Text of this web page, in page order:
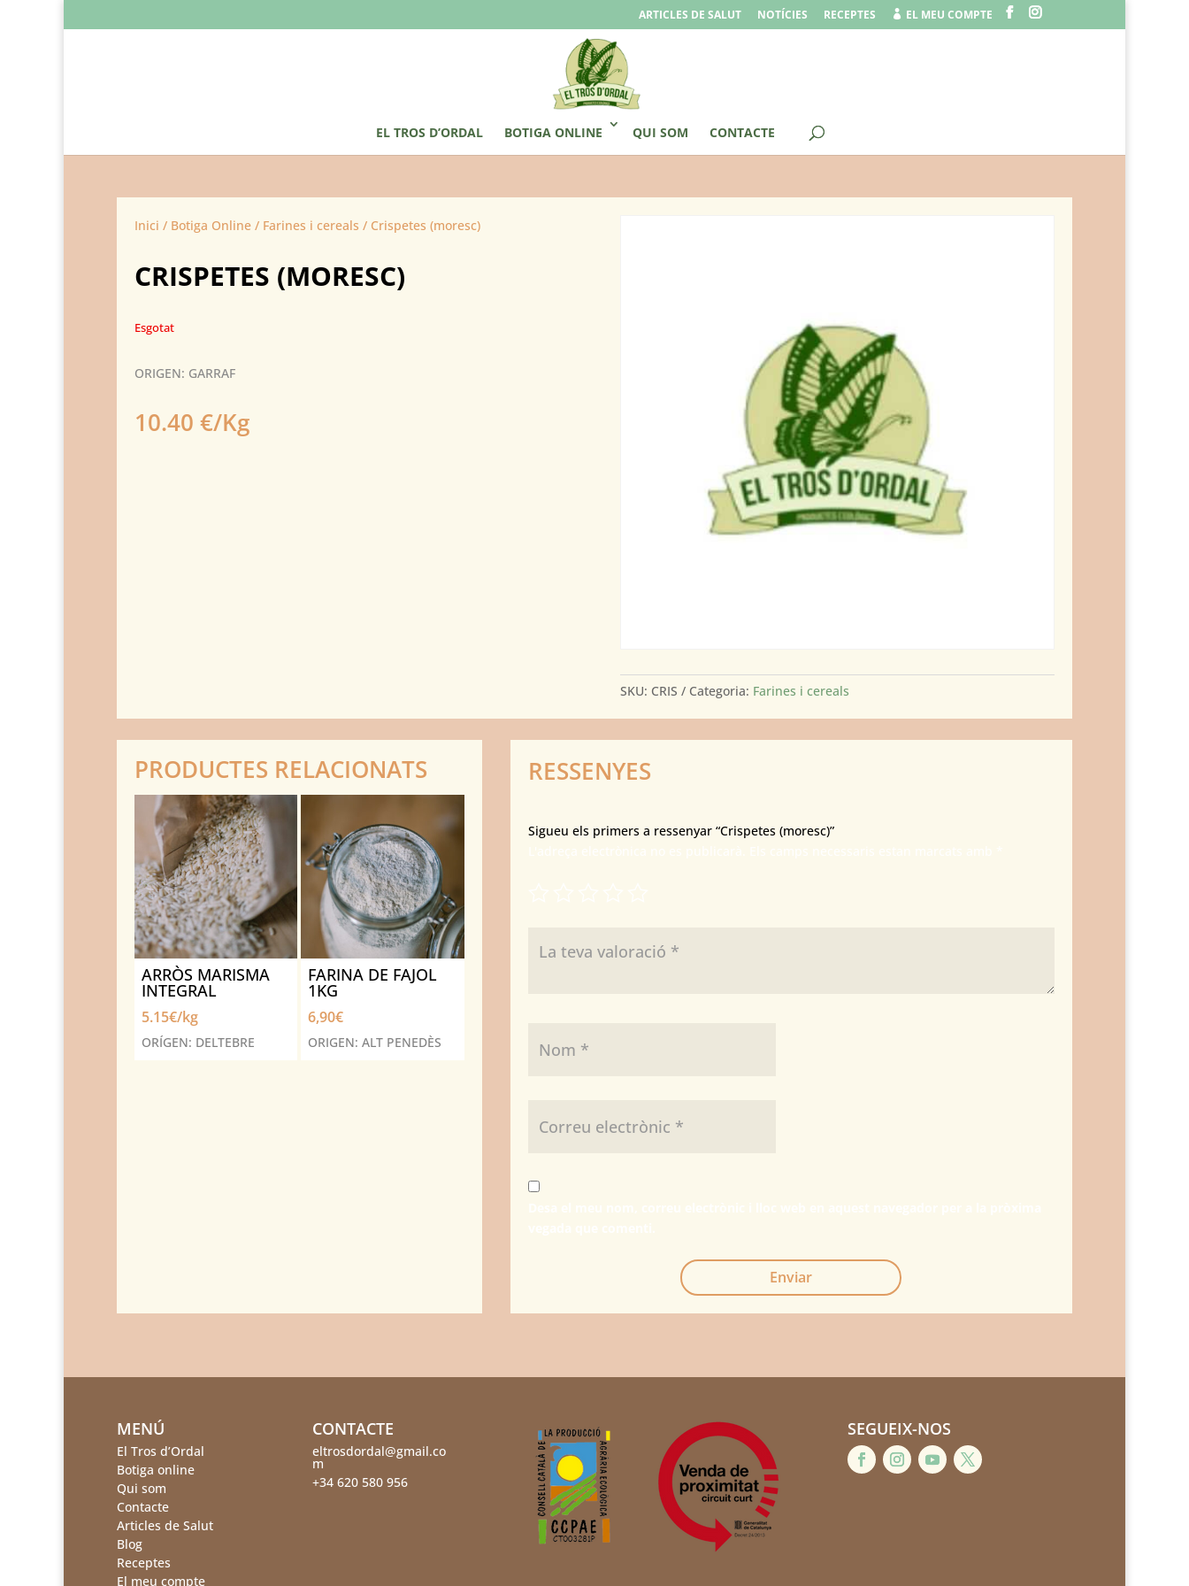
ARTICLES DE SALUT NOTÍCIES RECEPTES  EL MEU COMPTE
EL TROS D’ORDAL BOTIGA ONLINE QUI SOM CONTACTE
Inici / Botiga Online / Farines i cereals / Crispetes (moresc)
CRISPETES (MORESC)
Esgotat
ORIGEN: GARRAF
10.40 €/Kg
SKU: CRIS Categoria: Farines i cereals
PRODUCTES RELACIONATS
ARRÒS MARISMA
INTEGRAL
5.15€/kg
ORÍGEN: DELTEBRE
FARINA DE FAJOL
1KG
6,90€
ORIGEN: ALT PENEDÈS
RESSENYES
Sigueu els primers a ressenyar “Crispetes (moresc)”
Enviar
MENÚ
El Tros d’Ordal
Botiga online
Qui som
Contacte
Articles de Salut
Blog
Receptes
El meu compte
CONTACTE
eltrosdordal@gmail.co
m
+34 620 580 956
SEGUEIX-NOS